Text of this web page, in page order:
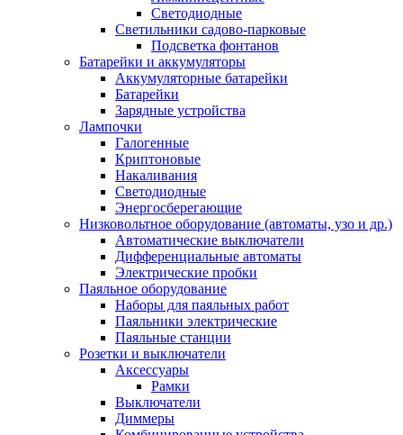
Светодиодные
Светильники садово-парковые
Подсветка фонтанов
Батарейки и аккумуляторы
Аккумуляторные батарейки
Батарейки
Зарядные устройства
Лампочки
Галогенные
Криптоновые
Накаливания
Светодиодные
Энергосберегающие
Низковольтное оборудование (автоматы, узо и др.)
Автоматические выключатели
Дифференциальные автоматы
Электрические пробки
Паяльное оборудование
Наборы для паяльных работ
Паяльники электрические
Паяльные станции
Розетки и выключатели
Аксессуары
Рамки
Выключатели
Диммеры